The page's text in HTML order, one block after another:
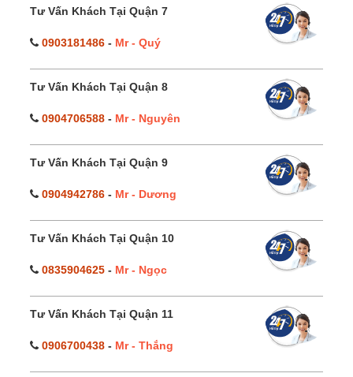
Tư Vấn Khách Tại Quận 7
0903181486 - Mr - Quý
Tư Vấn Khách Tại Quận 8
0904706588 - Mr - Nguyên
Tư Vấn Khách Tại Quận 9
0904942786 - Mr - Dương
Tư Vấn Khách Tại Quận 10
0835904625 - Mr - Ngọc
Tư Vấn Khách Tại Quận 11
0906700438 - Mr - Thắng